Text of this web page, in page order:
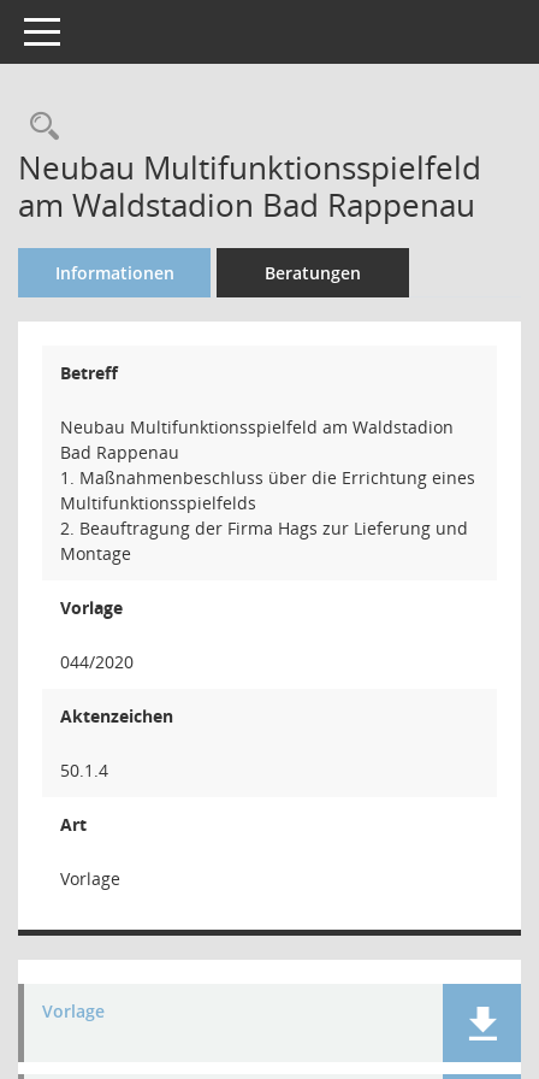
Toggle navigation
Rechercheauswahl
Neubau Multifunktionsspielfeld
am Waldstadion Bad Rappenau
Informationen Beratungen
Betreff
Neubau Multifunktionsspielfeld am Waldstadion
Bad Rappenau
1. Maßnahmenbeschluss über die Errichtung eines
Multifunktionsspielfelds
2. Beauftragung der Firma Hags zur Lieferung und
Montage
Vorlage
044/2020
Aktenzeichen
50.1.4
Art
Vorlage
Vorlage